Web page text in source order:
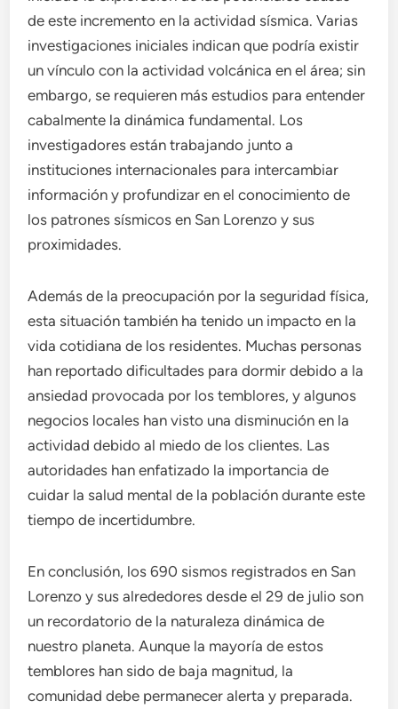
de este incremento en la actividad sísmica. Varias
investigaciones iniciales indican que podría existir
un vínculo con la actividad volcánica en el área; sin
embargo, se requieren más estudios para entender
cabalmente la dinámica fundamental. Los
investigadores están trabajando junto a
instituciones internacionales para intercambiar
información y profundizar en el conocimiento de
los patrones sísmicos en San Lorenzo y sus
proximidades.
Además de la preocupación por la seguridad física,
esta situación también ha tenido un impacto en la
vida cotidiana de los residentes. Muchas personas
han reportado dificultades para dormir debido a la
ansiedad provocada por los temblores, y algunos
negocios locales han visto una disminución en la
actividad debido al miedo de los clientes. Las
autoridades han enfatizado la importancia de
cuidar la salud mental de la población durante este
tiempo de incertidumbre.
En conclusión, los 690 sismos registrados en San
Lorenzo y sus alrededores desde el 29 de julio son
un recordatorio de la naturaleza dinámica de
nuestro planeta. Aunque la mayoría de estos
temblores han sido de baja magnitud, la
comunidad debe permanecer alerta y preparada.